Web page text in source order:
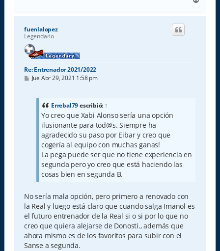
r
fuenlalopez
Legendario
Re: Entrenador 2021/2022
M
Jue Abr 29, 2021 1:58 pm
Errebal79escribió: ↑
Yo creo que Xabi Alonso sería una opción
ilusionante para tod@s. Siempre ha
agradecido su paso por Eibar y creo que
cogería al equipo con muchas ganas!
La pega puede ser que no tiene experiencia en
segunda pero yo creo que está haciendo las
cosas bien en segunda B.
No sería mala opción, pero primero a renovado con
la Real y luego está claro que cuando salga Imanol es
el futuro entrenador de la Real si o si por lo que no
creo que quiera alejarse de Donosti., además que
ahora mismo es de los favoritos para subir con el
Sanse a segunda.